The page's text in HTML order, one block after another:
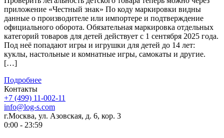
приложение «Честный знак» По коду маркировки видны
данные о производителе или импортере и подтверждение
официального оборота. Обязательная маркировка отдельных
категорий товаров для детей действует с 1 сентября 2025 года.
Под неё попадают игры и игрушки для детей до 14 лет:
куклы, настольные и комнатные игры, самокаты и другие.
[…]
Подробнее
Контакты
+7 (499) 11-002-11
info@log-s.com
г.Москва, ул. Азовская, д. 6, кор. 3
0:00 - 23:59